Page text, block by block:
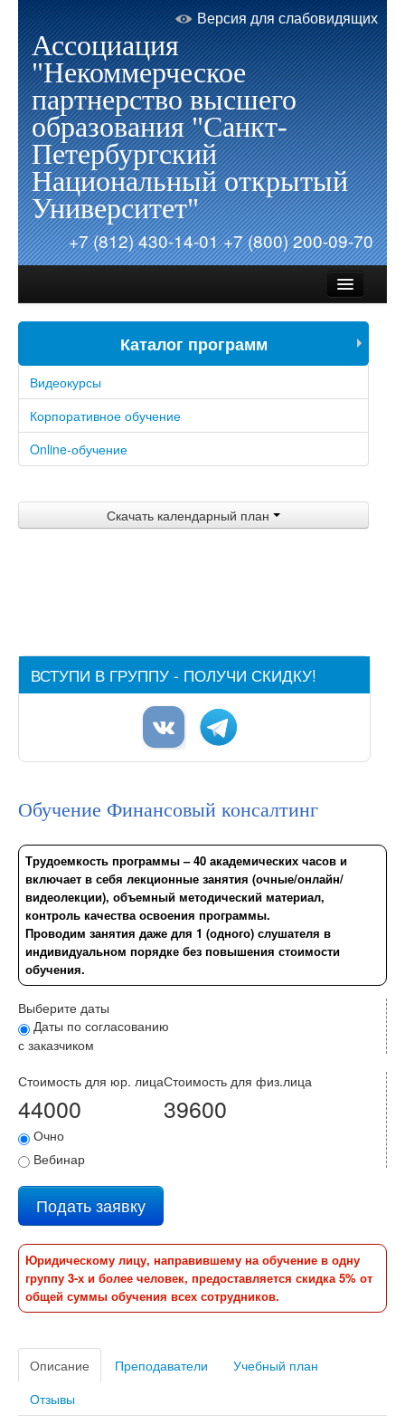
Версия для слабовидящих
Ассоциация
"Некоммерческое
партнерство высшего
образования "Санкт-
Петербургский
Национальный открытый
Университет"
+7 (812) 430-14-01+7 (800) 200-09-70
Об Университете
Запись на обучение
Отзывы
Акции и скидки
Партнеры
Каталог программ
Видеокурсы
Корпоративное обучение
Online-обучение
Скачать календарный план
ВСТУПИ В ГРУППУ - ПОЛУЧИ СКИДКУ!
Обучение Финансовый консалтинг
Трудоемкость программы – 40 академических часов и
включает в себя лекционные занятия (очные/онлайн/
видеолекции), объемный методический материал,
контроль качества освоения программы.
Проводим занятия даже для 1 (одного) слушателя в
индивидуальном порядке без повышения стоимости
обучения.
Выберите даты
Даты по согласованию
с заказчиком
Стоимость для юр. лица
44000
Стоимость для физ.лица
39600
Очно
Вебинар
Подать заявку
Юридическому лицу, направившему на обучение в одну
группу 3-х и более человек, предоставляется скидка 5% от
общей суммы обучения всех сотрудников.
Описание Преподаватели
Учебный план
Отзывы